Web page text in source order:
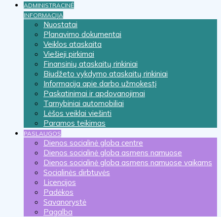
ADMINISTRACINĖ
INFORMACIJA
Nuostatai
Planavimo dokumentai
Veiklos ataskaita
Viešieji pirkimai
Finansinių ataskaitų rinkiniai
Biudžeto vykdymo ataskaitų rinkiniai
Informacija apie darbo užmokestį
Paskatinimai ir apdovanojimai
Tarnybiniai automobiliai
Lėšos veiklai viešinti
Paramos teikimas
PASLAUGOS
Dienos socialinė globa centre
Dienos socialinė globa asmens namuose
Dienos socialinė globa asmens namuose vaikams
Socialinės dirbtuvės
Licencijos
Padėkos
Savanorystė
Pagalba